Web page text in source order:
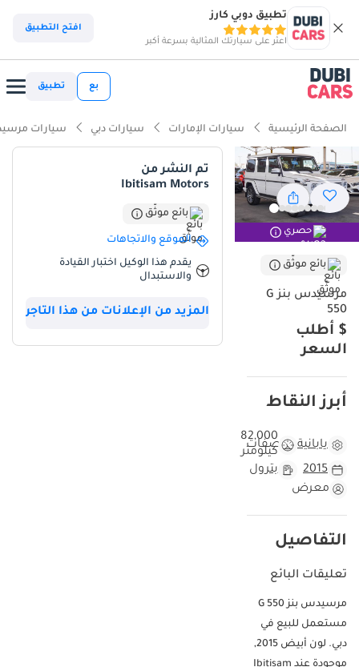
تطبيق دوبي كارز
اعثر على سيارتك المثالية بسرعة أكبر
افتح التطبيق
بع تطبيق
الصفحة الرئيسية سيارات الإمارات سيارات دبي سيارات
حصري
بائع موثّق
مرسيدس بنز G
550
$ أطلب
السعر
أبرز النقاط
يابانية مواصفات
82,000
كيلومتر
2015
بترول
معرض
التفاصيل
تعليقات البائع
مرسيدس بنز G 550
مستعمل للبيع في
دبي. لون أبيض 2015,
تم النشر من
Ibitisam Motors
بائع موثّق
الموقع والاتجاهات
يقدم هذا الوكيل اختبار القيادة
والاستبدال
المزيد من الإعلانات من هذا التاجر